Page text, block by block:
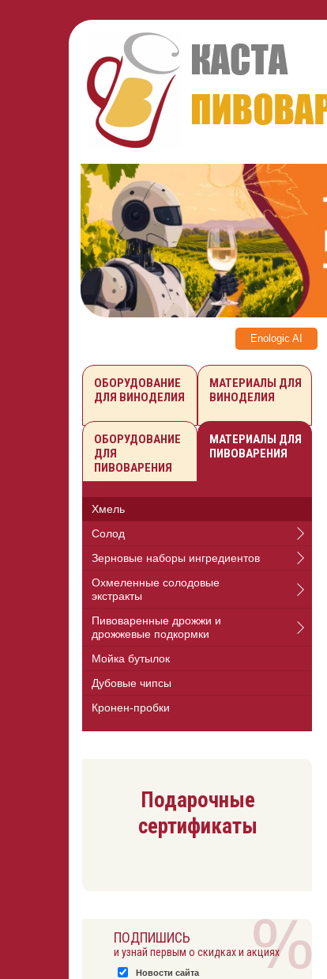
Enologic AI
ОБОРУДОВАНИЕ
ДЛЯ ВИНОДЕЛИЯ
МАТЕРИАЛЫ ДЛЯ
ВИНОДЕЛИЯ
ОБОРУДОВАНИЕ
ДЛЯ
ПИВОВАРЕНИЯ
МАТЕРИАЛЫ ДЛЯ
ПИВОВАРЕНИЯ
Хмель
Солод
Зерновые наборы ингредиентов
Охмеленные солодовые
экстракты
Пивоваренные дрожжи и
дрожжевые подкормки
Мойка бутылок
Дубовые чипсы
Кронен-пробки
Подарочные
сертификаты
ПОДПИШИСЬ
и узнай первым о скидках и акциях
Новости сайта